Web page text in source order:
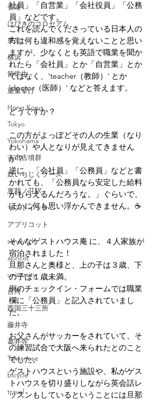
香港
はびきのコロセアム
東京
横浜
留学生
重量挙げ
Hong Kong
Tokyo
Yokohama
古市古墳群
鼓いちじくソース
恵我ノ荘駅
サンドイッチ
アプリコット
sandwich
apricot
university
台湾
西国三十三所
藤井寺
葛井寺
Taiwanese
bicycle
travel
社員」「自営業」「会社役員」「公務
員」などです。
これを読んでくださっている日本人の
方は何も違和感を覚えないことと思い
ますが、少なくとも英語で職業を聞か
れたら「会社員」とか「自営業」とか
ではなく、'teacher（教師）' とか
'doctor（医師）' などと答えます。
どうですか？
この方がよっぽどその人の生業（なり
わい）や人となりが見えてきません
か？
逆に、「会社員」「公務員」などと書
かれても、「公務員なら安定した給料
がもらえるんだろうな。」ぐらいで、
ほかに何も思い浮かんできません。☕
そんなゲストハウス庵 に、４人家族が
宿泊されました！
旦那さんと奥様と、上の子は３歳、下
の子は１歳未満。
例のチェックイン・フォームでは職業
欄に「公務員」と記入されていまし
た。
お父さんがサッカーをされていて、そ
の練習試合で大阪へ来られたとのこと
でした。
ゲストハウスという施設や、私がゲス
トハウスを切り盛りしながら英会話レ
ッスンもしているということには旦那